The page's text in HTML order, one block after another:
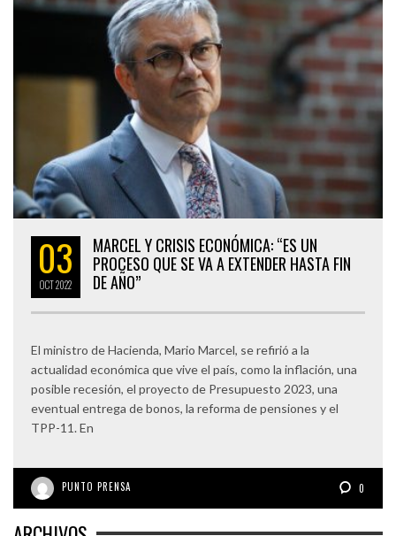
03
OCT2022
MARCEL Y CRISIS ECONÓMICA: “ES UN
PROCESO QUE SE VA A EXTENDER HASTA FIN
DE AÑO”
El ministro de Hacienda, Mario Marcel, se refirió a la
actualidad económica que vive el país, como la inflación, una
posible recesión, el proyecto de Presupuesto 2023, una
eventual entrega de bonos, la reforma de pensiones y el
TPP-11. En
PUNTO PRENSA 0